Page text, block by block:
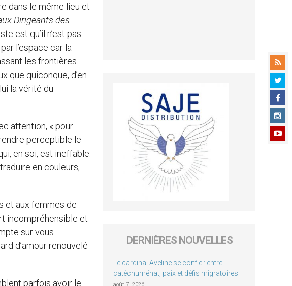
dans le même lieu et
Dirigeants des
est qu’il n’est pas
l’espace car la
les frontières
que quiconque, d’en
la vérité du
attention, « pour
perceptible le
en soi, est ineffable.
en couleurs,
et aux femmes de
incompréhensible et
sur vous
d’amour renouvelé
parfois avoir le
DERNIÈRES NOUVELLES
Le cardinal Aveline se confie : entre
catéchuménat, paix et défis migratoires